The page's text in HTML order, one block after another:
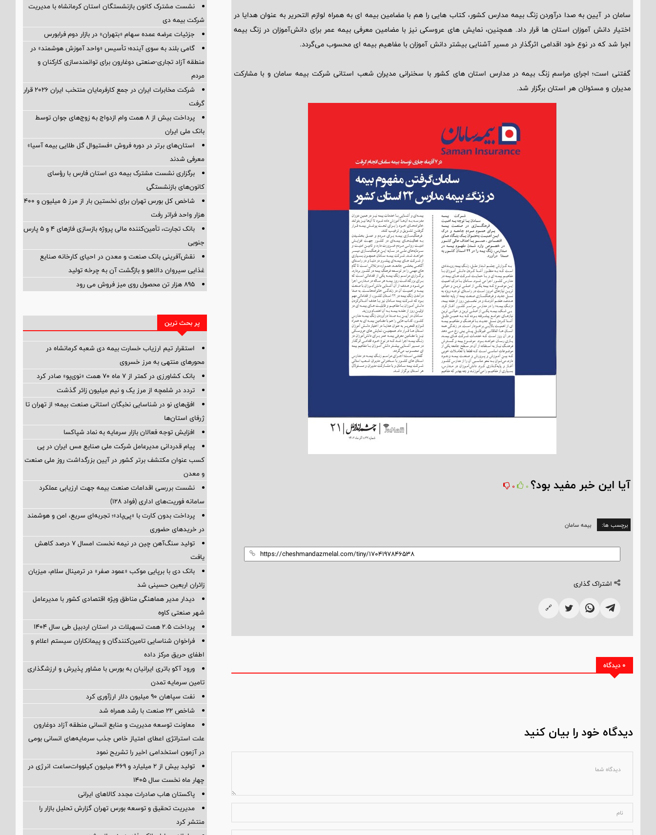
سامان در آیین به صدا درآوردن زنگ بیمه مدارس کشور، کتاب هایی را هم با مضامین بیمه ای به همراه لوازم التحریر به عنوان هدایا در
اختیار دانش آموزان استان ها قرار داد. همچنین، نمایش های عروسکی نیز با مضامین معرفی بیمه عمر برای دانش‌آموزان در زنگ بیمه
اجرا شد که در نوع خود اقدامی اثرگذار در مسیر آشنایی بیشتر دانش آموزان با مفاهیم بیمه ای محسوب می‌گردد.
گفتنی است؛ اجرای مراسم زنگ بیمه در مدارس استان های کشور با سخنرانی مدیران شعب استانی شرکت بیمه سامان و با مشارکت
مدیران و مسئولان هر استان برگزار شد.
آیا این خبر مفید بود؟ 0
0
برچسب ها: بیمه سامان
اشتراک گذاری
🔗
0 دیدگاه
دیدگاه خود را بیان کنید
نشست مشترک کانون بازنشستگان استان کرمانشاه با مدیریت
شرکت بیمه دی
جزئیات عرضه عمده سهام «بتهران» در بازار دوم فرابورس
گامی بلند به سوی آینده؛ تأسیس «واحد آموزش هوشمند» در
منطقه آزاد تجاری-صنعتی دوغارون برای توانمندسازی کارکنان و
مردم
شرکت مخابرات ایران در جمع کارفرمایان منتخب ایران ۲۰۲۶ قرار
گرفت
پرداخت بیش از ۸ همت وام ازدواج به زوج‌های جوان توسط
بانک ملی ایران
استان‌های برتر در دوره فروش «فستیوال گل طلایی بیمه آسیا»
معرفی شدند
برگزاری نشست مشترک بیمه دی استان فارس با رؤسای
کانون‌های بازنشستگی
شاخص کل بورس تهران برای نخستین بار از مرز ۵ میلیون و ۴۰۰
هزار واحد فراتر رفت
بانک تجارت، تأمین‌کننده مالی پروژه بازسازی فازهای ۴ و ۵ پارس
جنوبی
نقش‌آفرینی بانک صنعت و معدن در احیای کارخانه صنایع
غذایی سیروان دالاهو و بازگشت آن به چرخه تولید
895 هزار تن محصول روی میز فروش می رود
پر بحث ترین
استقرار تیم ارزیاب خسارت بیمه دی شعبه کرمانشاه در
محورهای منتهی به مرز خسروی
بانک کشاورزی در کمتر از ۷ ماه ۷۰ همت «نوی‌پو» صادر کرد
تردد در شلمچه از مرز یک و نیم میلیون زائر گذشت
افق‌های نو در شناسایی نخبگان استانی صنعت بیمه؛ از تهران تا
ژرفای استان‌ها
افزایش توجه فعالان بازار سرمایه به نماد شپاکسا
پیام قدردانی مدیرعامل شرکت ملی صنایع مس ایران در پی
کسب عنوان مکتشف برتر کشور در آیین بزرگداشت روز ملی صنعت
و معدن
نشست بررسی اقدامات صنعت بیمه جهت ارزیابی عملکرد
سامانه فوریت‌های اداری (فواد ۱۲۸)
پرداخت بدون کارت با «پی‌پاد»؛ تجربه‌ای سریع، امن و هوشمند
در خریدهای حضوری
تولید سنگ‌آهن چین در نیمه نخست امسال ۷ درصد کاهش
یافت
بانک دی با برپایی موکب «عمود صفر» در ترمینال سلام، میزبان
زائران اربعین حسینی شد
دیدار مدیر هماهنگی مناطق ویژه اقتصادی کشور با مدیرعامل
شهر صنعتی کاوه
پرداخت ۲.۵ همت تسهیلات در استان اردبیل طی سال ۱۴۰۴
فراخوان شناسایی تامین‌کنندگان و پیمانکاران سیستم اعلام و
اطفای حریق مرکز داده
ورود آکو باتری ایرانیان به بورس با مشاور پذیرش و ارزشگذاری
تامین سرمایه تمدن
نفت سپاهان ۹۰ میلیون دلار ارزآوری کرد
شاخص ۲۲ صنعت با رشد همراه شد
معاونت توسعه مدیریت و منابع انسانی منطقه آزاد دوغارون
علت استراتژی اعطای امتیاز خاص جذب سرمایه‌های انسانی بومی
در آزمون استخدامی اخیر را تشریح نمود
تولید بیش از ۲ میلیارد و ۴۶۹ میلیون کیلووات‌ساعت انرژی در
چهار ماه نخست سال ۱۴۰۵
پاکستان هاب صادرات مجدد کالاهای ایرانی
مدیریت تحقیق و توسعه‌ بورس تهران گزارش تحلیل بازار را
منتشر کرد